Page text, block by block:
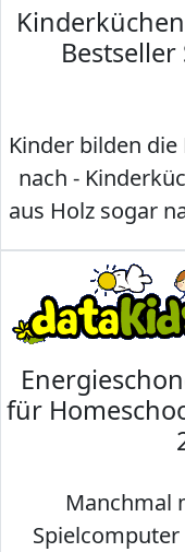
Kinder bilden die
nach -
aus Holz sogar
für
Manchmal